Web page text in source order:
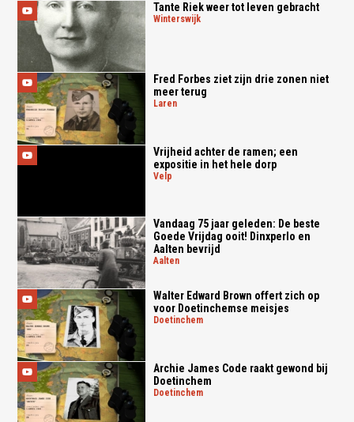
Tante Riek weer tot leven gebracht
winterswijk
Fred Forbes ziet zijn drie zonen niet
meer terug
laren
Vrijheid achter de ramen; een
expositie in het hele dorp
velp
Vandaag 75 jaar geleden: De beste
Goede Vrijdag ooit! Dinxperlo en
Aalten bevrijd
aalten
Walter Edward Brown offert zich op
voor Doetinchemse meisjes
doetinchem
Archie James Code raakt gewond bij
Doetinchem
doetinchem